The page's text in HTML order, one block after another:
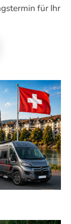
für Ihr